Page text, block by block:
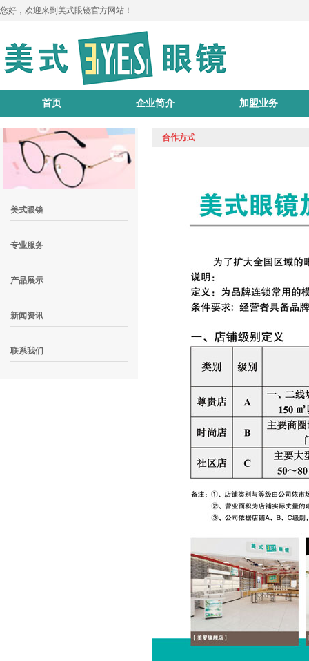
您好，欢迎来到美式眼镜官方网站！
首页 企业简介 加盟业务
美式眼镜
专业服务
产品展示
新闻资讯
联系我们
合作方式